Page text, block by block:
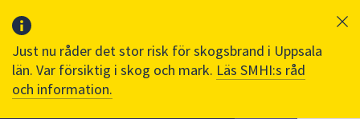
Just nu råder det stor risk för skogsbrand i Uppsala
län. Var försiktig i skog och mark. Läs SMHI:s råd
och information.